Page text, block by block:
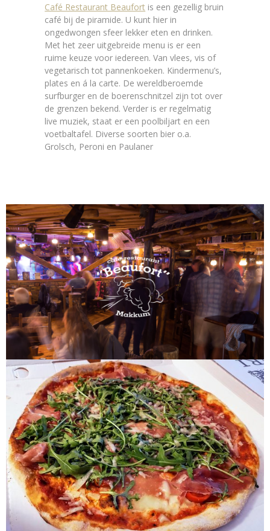
Café Restaurant Beaufort is een gezellig bruin
café bij de piramide. U kunt hier in
ongedwongen sfeer lekker eten en drinken.
Met het zeer uitgebreide menu is er een
ruime keuze voor iedereen. Van vlees, vis of
vegetarisch tot pannenkoeken. Kindermenu’s,
plates en á la carte. De wereldberoemde
surfburger en de boerenschnitzel zijn tot over
de grenzen bekend. Verder is er regelmatig
live muziek, staat er een poolbiljart en een
voetbaltafel. Diverse soorten bier o.a.
Grolsch, Peroni en Paulaner